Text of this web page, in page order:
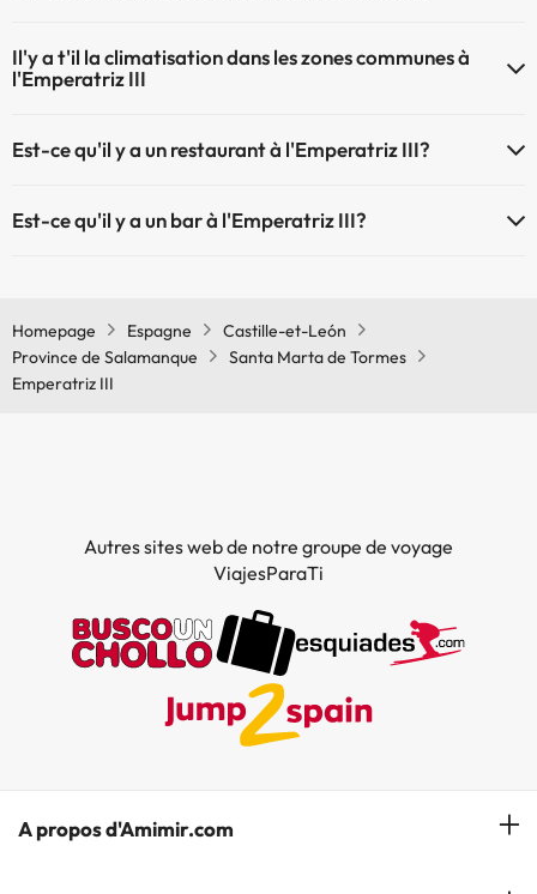
Il'y a t'il la climatisation dans les zones communes à
l'Emperatriz III
Est-ce qu'il y a un restaurant à l'Emperatriz III?
Est-ce qu'il y a un bar à l'Emperatriz III?
Homepage Espagne
Castille-et-León
Province de Salamanque
Santa Marta de Tormes
Emperatriz III
Autres sites web de notre groupe de voyage
ViajesParaTi
A propos d'Amimir.com